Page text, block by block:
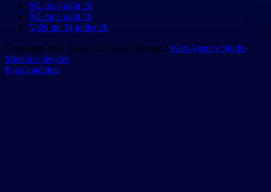
NL du 4 août 26
NL du 1 août 26
VdN du 31 juillet 26
Copyright 2021 Stella ES Calais | Design : Web Agency Studio |
Mentions légales
Page load link